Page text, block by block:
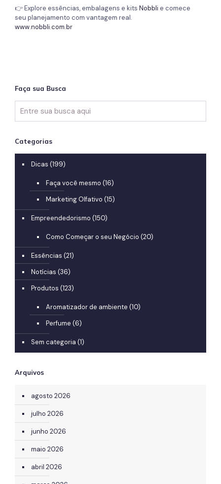
👉 Explore essências, embalagens e kits Nobbli e comece
seu planejamento com vantagem real.
www.nobbli.com.br
Faça sua Busca
Categorias
Dicas (199)
Faça você mesmo (16)
Marketing Olfativo (15)
Empreendedorismo (150)
Como Começar o seu Negócio (20)
Essências (21)
Notícias (36)
Produtos (123)
Aromatizador de ambiente (10)
Perfume (6)
Sem categoria (1)
Arquivos
agosto 2026
julho 2026
junho 2026
maio 2026
abril 2026